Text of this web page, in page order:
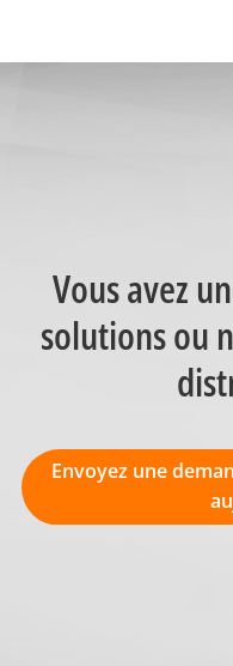
Vous avez
solutions ou
Envoyez une